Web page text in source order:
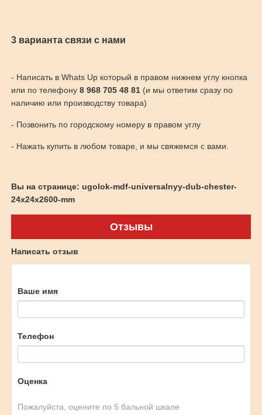
3 варианта связи с нами
- Написать в Whats Up который в правом нижнем углу кнопка
или по телефону 8 968 705 48 81(и мы ответим сразу по
наличию или производству товара)
- Позвонить по городскому номеру в правом углу
- Нажать купить в любом товаре, и мы свяжемся с вами.
Вы на странице: ugolok-mdf-universalnyy-dub-chester-
24x24x2600-mm
Отзывы
Написать отзыв
Ваше имя
Телефон
Оценка
Пожалуйста, оцените по 5 бальной шкале